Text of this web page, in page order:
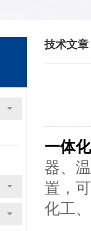
技术文章
一体
器、
置，
化工